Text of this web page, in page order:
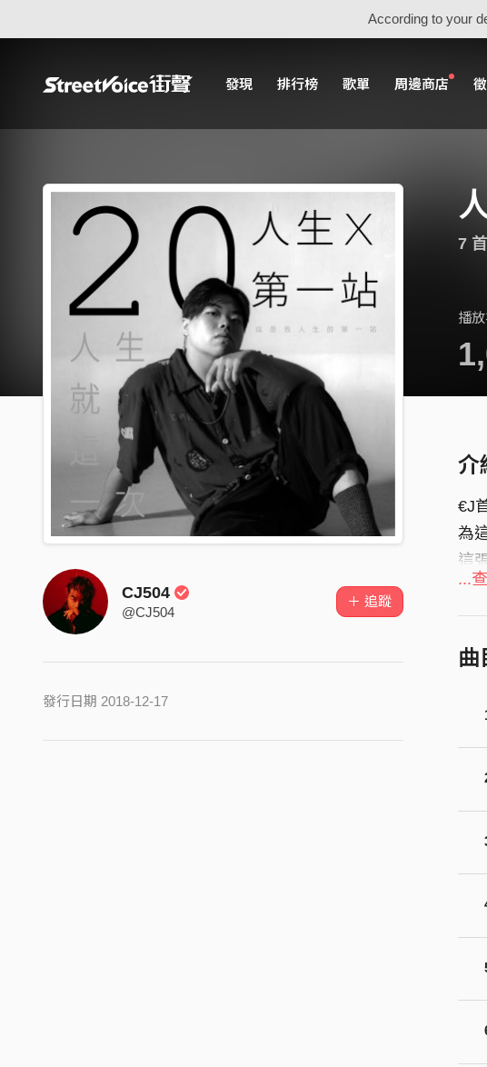
According to your
發現 排行榜 歌單 周邊商店
7
播
CJ504
@CJ504
＋ 追蹤
發行日期 2018-12-17
介
€J
為
這
...
曲